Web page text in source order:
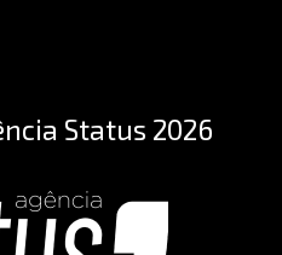
Status 2026